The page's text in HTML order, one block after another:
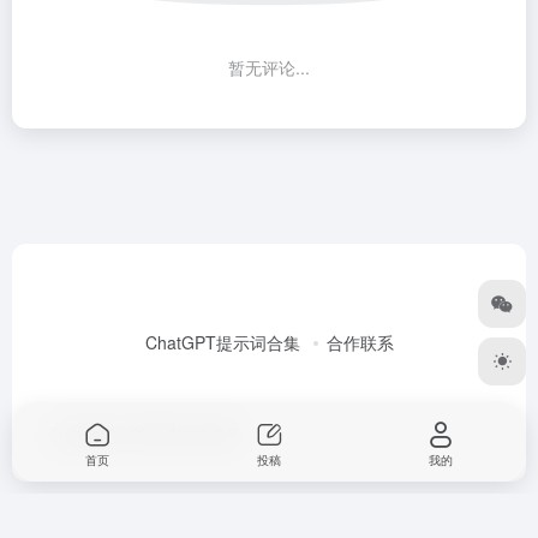
暂无评论...
ChatGPT提示词合集 合作联系
Copyright © 2026
首页 投稿 我的